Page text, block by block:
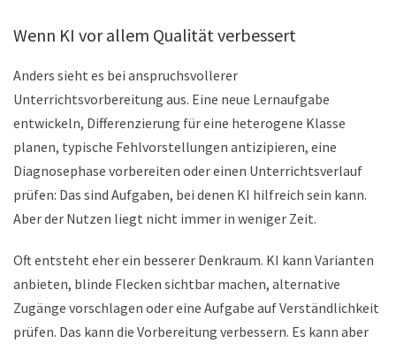
Wenn KI vor allem Qualität verbessert
Anders sieht es bei anspruchsvollerer
Unterrichtsvorbereitung aus. Eine neue Lernaufgabe
entwickeln, Differenzierung für eine heterogene Klasse
planen, typische Fehlvorstellungen antizipieren, eine
Diagnosephase vorbereiten oder einen Unterrichtsverlauf
prüfen: Das sind Aufgaben, bei denen KI hilfreich sein kann.
Aber der Nutzen liegt nicht immer in weniger Zeit.
Oft entsteht eher ein besserer Denkraum. KI kann Varianten
anbieten, blinde Flecken sichtbar machen, alternative
Zugänge vorschlagen oder eine Aufgabe auf Verständlichkeit
prüfen. Das kann die Vorbereitung verbessern. Es kann aber